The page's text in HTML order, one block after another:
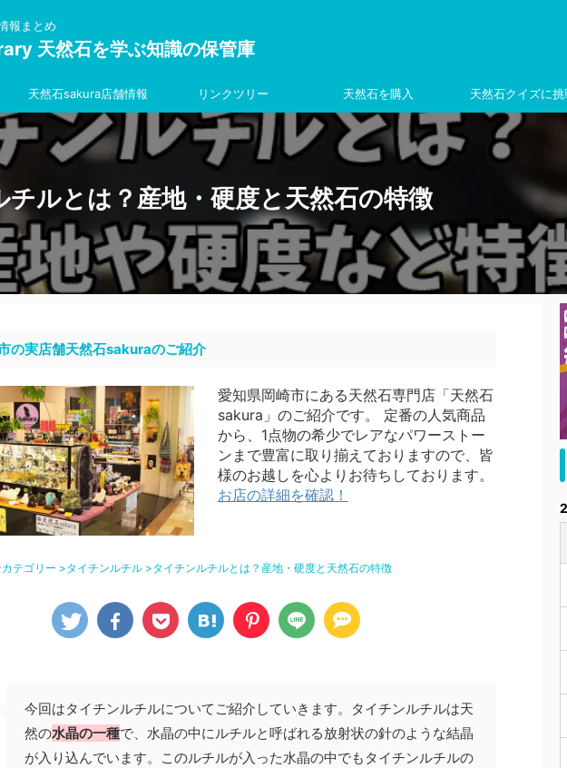
報まとめ
天然石を学ぶ知識の保管庫
天然石sakura店舗情報 リンクツリー 天然石を購入 天然石クイズに挑
チルとは？産地・硬度と天然石の特徴
の実店舗天然石sakuraのご紹介
愛知県岡崎市にある天然石専門店「天然石
sakura」のご紹介です。 定番の人気商品
から、1点物の希少でレアなパワーストー
ンまで豊富に取り揃えておりますので、皆
様のお越しを心よりお待ちしております。
お店の詳細を確認！
テゴリー >タイチンルチル >タイチンルチルとは？産地・硬度と天然石の特徴
今回はタイチンルチルについてご紹介していきます。タイチンルチルは天
然の水晶の一種で、水晶の中にルチルと呼ばれる放射状の針のような結晶
が入り込んでいます。このルチルが入った水晶の中でもタイチンルチルの